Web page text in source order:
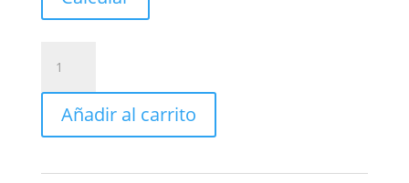
Torneado
Ckjnr
2525
M16
Inserto
Añadir al carrito